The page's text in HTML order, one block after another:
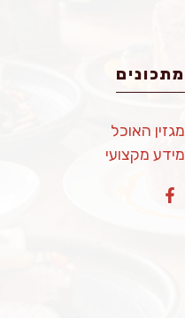
מתכונים
מגזין האוכל
מידע מקצועי